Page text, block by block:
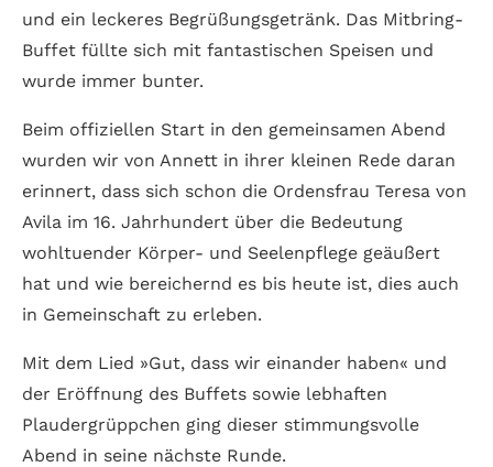
und ein leckeres Begrüßungsgetränk. Das Mitbring-
Buffet füllte sich mit fantastischen Speisen und
wurde immer bunter.
Beim offiziellen Start in den gemeinsamen Abend
wurden wir von Annett in ihrer kleinen Rede daran
erinnert, dass sich schon die Ordensfrau Teresa von
Avila im 16. Jahrhundert über die Bedeutung
wohltuender Körper- und Seelenpflege geäußert
hat und wie bereichernd es bis heute ist, dies auch
in Gemeinschaft zu erleben.
Mit dem Lied »Gut, dass wir einander haben« und
der Eröffnung des Buffets sowie lebhaften
Plaudergrüppchen ging dieser stimmungsvolle
Abend in seine nächste Runde.